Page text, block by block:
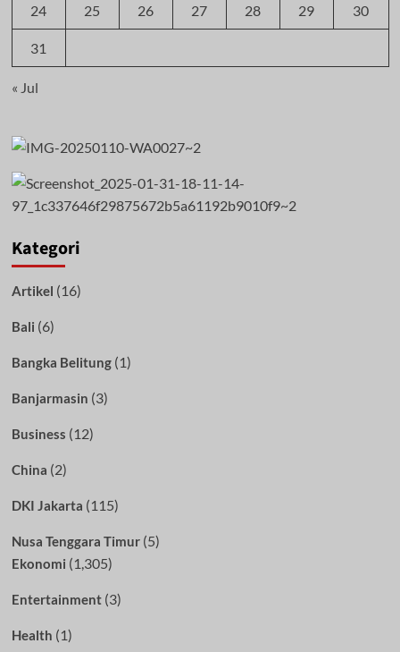
24 25 26 27 28 29 30
31
« Jul
Kategori
Artikel (16)
Bali (6)
Bangka Belitung(1)
Banjarmasin (3)
Business (12)
China (2)
DKI Jakarta (115)
Nusa Tenggara Timur(5)
Ekonomi (1,305)
Entertainment(3)
Health (1)